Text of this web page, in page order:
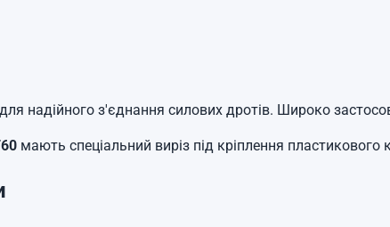
надійного з'єднання силових дротів. Широко
мають спеціальний виріз під кріплення